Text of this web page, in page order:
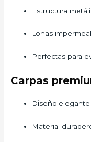
Estructura
Lonas
Perfectas para
Carpas
Diseño elegante
Material